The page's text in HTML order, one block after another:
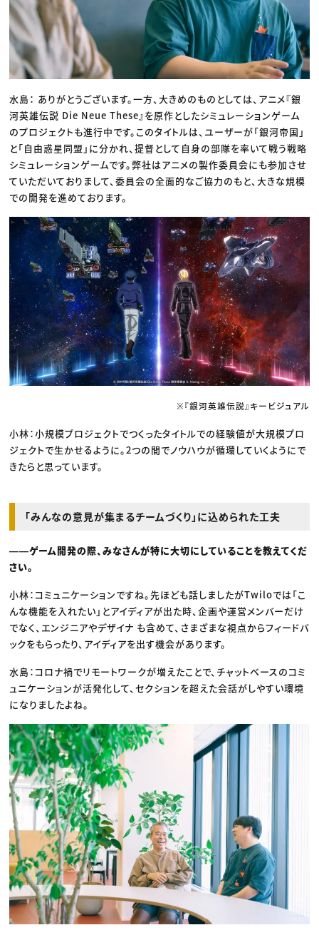
水島： ありがとうございます。一方、大きめのものとしては、アニメ『銀
河英雄伝説 Die Neue These』を原作としたシミュレーションゲーム
のプロジェクトも進行中です。このタイトルは、ユーザーが「銀河帝国」
と「自由惑星同盟」に分かれ、提督として自身の部隊を率いて戦う戦略
シミュレーションゲームです。弊社はアニメの製作委員会にも参加させ
ていただいておりまして、委員会の全面的なご協力のもと、大きな規模
での開発を進めております。
※『銀河英雄伝説』キービジュアル
小林：小規模プロジェクトでつくったタイトルでの経験値が大規模プロ
ジェクトで生かせるように。2つの間でノウハウが循環していくようにで
きたらと思っています。
「みんなの意見が集まるチームづくり」に込められた工夫
――ゲーム開発の際、みなさんが特に大切にしていることを教えてくだ
さい。
小林：コミュニケーションですね。先ほども話しましたがTwiloでは「こ
んな機能を入れたい」とアイディアが出た時、企画や運営メンバーだけ
でなく、エンジニアやデザイナ も含めて、さまざまな視点からフィードバ
ックをもらったり、アイディアを出す機会があります。
水島：コロナ禍でリモートワークが増えたことで、チャットベースのコミ
ュニケーションが活発化して、セクションを超えた会話がしやすい環境
になりましたよね。